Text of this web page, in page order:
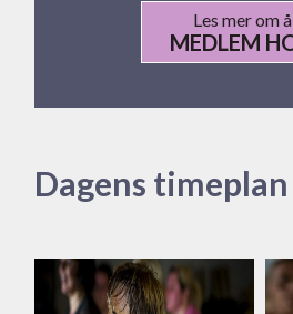
Les mer om
MEDLEM
Dagens timeplan